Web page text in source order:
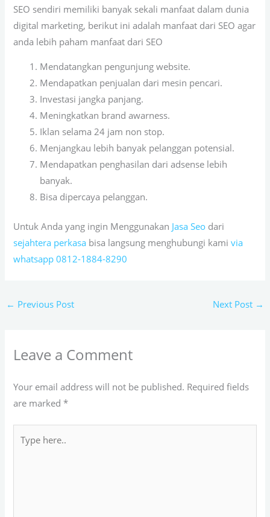
SEO sendiri memiliki banyak sekali manfaat dalam dunia
digital marketing, berikut ini adalah manfaat dari SEO agar
anda lebih paham manfaat dari SEO
Mendatangkan pengunjung website.
Mendapatkan penjualan dari mesin pencari.
Investasi jangka panjang.
Meningkatkan brand awarness.
Iklan selama 24 jam non stop.
Menjangkau lebih banyak pelanggan potensial.
Mendapatkan penghasilan dari adsense lebih
banyak.
Bisa dipercaya pelanggan.
Untuk Anda yang ingin Menggunakan Jasa Seo dari
sejahtera perkasa bisa langsung menghubungi kamivia
whatsapp 0812-1884-8290
← Previous Post Next Post →
Leave a Comment
Your email address will not be published. Required fields
are marked*
here..